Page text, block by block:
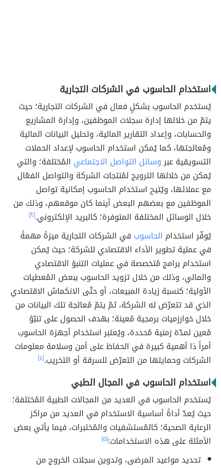
استخدام الحاسوب في الشركات التجارية
يُستخدم الحاسوب بشكلٍ فعال في الشركات التجارية؛ حيث
يتمّ من خلالها إدارة سجلات الموظفين، وإدارة المشاريع
والحسابات، وإعداد التقارير المالية، وتحليل البيانات المالية
ومُعالجتها، كما يُمكن استخدام الحاسوب لإعداد الحملات
التسويقية عبروسائل التواصل الاجتماعي المُختلفة؛ والتي
يُمكن من خلالها الترويج لمُنتجات الشركة والتواصل الفعّال
مع عملائها، ويُتيح استخدام الحاسوب إمكانية تواصل
الموظفين مع بعضهم البعض أينما كان موقعهم، وذلك من
خلال الوسائل المختلفة المتوفرة؛ كالبريد الإلكتروني.[٢]
يُوفّر استخدام الحاسوب في الشركات التجارية ميزةً مهمةً
في عملية تطوير الأداء الاقتصادي للشركة؛ حيث يُمكن
استخدام برامج مُتخصصة في عمليات التنبؤ الاقتصادي
والمالي، وذلك من خلال تزويد الحاسوب ببعض المُعطيات
الأولية؛ كنسبة زيادة المبيعات، أو حتّى الانكماش الاقتصادي
الذي قد تتعرّض له الشركة، ثمّ يتمّ مُعالجة تلك البيانات من
خلال خوارزميات برمجية مُعينة؛ بهدف الحصول على تنبّؤ
مُعين لمدّة زمنية مُحددة، ويُعتبر استخدام أجهزة الحاسوب
أمراً ذا أهمية كبيرة في الحفاظ على أمن وسلامة معلومات
الشركات وحمايتها من التعرّض للسرقة أو التخريب.[٤]
استخدام الحاسوب في المجال الطبي
يُستخدم الحاسوب في العديد من المجالات الطبية المُختلفة؛
حيث يُعدّ أداةً أساسية الاستخدام في العديد من مراكز
الرعاية الصحية؛ كالمُستشفيات والمُختبرات، فيما يأتي بعض
الأمثلة على هذه الاستخدامات:[٥]
تحديد مواعيد المرضى، وتدوين سجلات الخروج من